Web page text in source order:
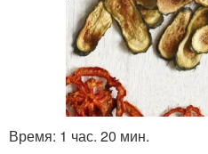
Время: 1 час. 20 мин.